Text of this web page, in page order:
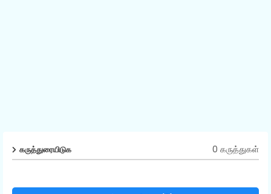
கருத்துரையிடுக 0 கருத்துகள்